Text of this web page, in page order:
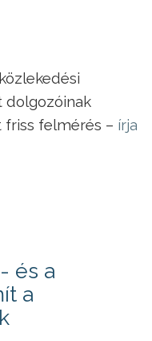
dolgozóinak
felmérés – írja
és a
a